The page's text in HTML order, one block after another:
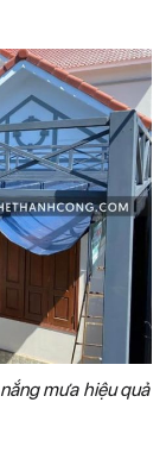
mưa hiệu quả